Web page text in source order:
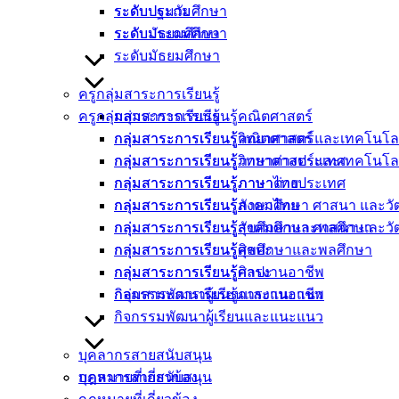
ระดับปฐมวัย
ระดับประถมศึกษา
ระดับมัธยมศึกษา
ครูกลุ่มสาระการเรียนรู้
กลุ่มสาระการเรียนรู้คณิตศาสตร์
กลุ่มสาระการเรียนรู้วิทยาศาสตร์และเทคโนโ
กลุ่มสาระการเรียนรู้ภาษาต่างประเทศ
กลุ่มสาระการเรียนรู้ภาษาไทย
กลุ่มสาระการเรียนรู้สังคมศึกษา ศาสนา และ
กลุ่มสาระการเรียนรู้สุขศึกษาและพลศึกษา
กลุ่มสาระการเรียนรู้ศิลปะ
กลุ่มสาระการเรียนรู้การงานอาชีพ
กิจกรรมพัฒนาผู้เรียนและแนะแนว
บุคลากรสายสนับสนุน
ระดับประถมศึกษา
ระดับมัธยมศึกษา
ครูกลุ่มสาระการเรียนรู้
กลุ่มสาระการเรียนรู้คณิตศาสตร์
กลุ่มสาระการเรียนรู้วิทยาศาสตร์และเทคโนโ
กลุ่มสาระการเรียนรู้ภาษาต่างประเทศ
กลุ่มสาระการเรียนรู้ภาษาไทย
กลุ่มสาระการเรียนรู้สังคมศึกษา ศาสนา และ
กลุ่มสาระการเรียนรู้สุขศึกษาและพลศึกษา
กลุ่มสาระการเรียนรู้ศิลปะ
กลุ่มสาระการเรียนรู้การงานอาชีพ
กิจกรรมพัฒนาผู้เรียนและแนะแนว
บุคลากรสายสนับสนุน
กฎหมายที่เกี่ยวข้อง